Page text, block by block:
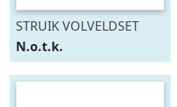
STRUIK VOLVELDSET
N.o.t.k.